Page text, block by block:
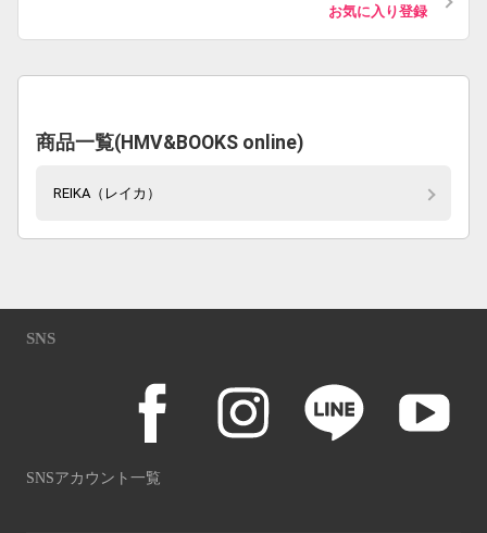
お気に入り登録
商品一覧(HMV&BOOKS online)
REIKA（レイカ）
SNS
SNSアカウント一覧